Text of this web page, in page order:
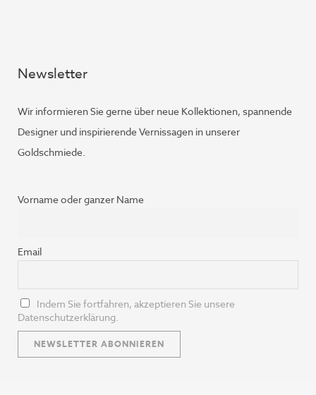
Newsletter
Wir informieren Sie gerne über neue Kollektionen, spannende
Designer und inspirierende Vernissagen in unserer
Goldschmiede.
Vorname oder ganzer Name
Email
Indem Sie fortfahren, akzeptieren Sie unsere
Datenschutzerklärung.